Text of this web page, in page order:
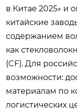
в Китае 2025»
китайские
содержанием
как
(CF). Для
возможности:
материалам по
логистических